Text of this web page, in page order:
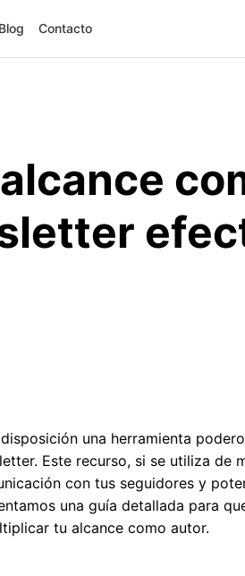
Blog Contacto
una herramienta
Este recurso, si se utiliza de
con tus seguidores y
una guía detallada para
tu alcance como autor.